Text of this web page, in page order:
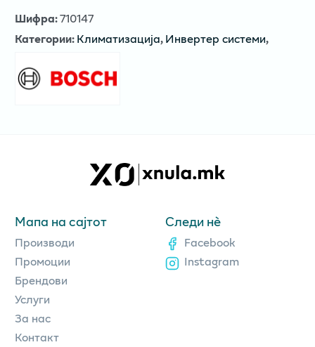
Шифра:710147
Категории:Климатизација,Инвертер системи,
Мапа на сајтот
Производи
Промоции
Брендови
Услуги
За нас
Контакт
Следи нè
Facebook
Instagram